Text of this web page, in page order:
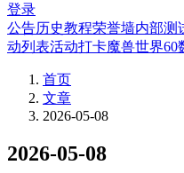
登录
公告历史教程荣誉墙内部测
动列表活动打卡魔兽世界60
首页
文章
2026-05-08
2026-05-08